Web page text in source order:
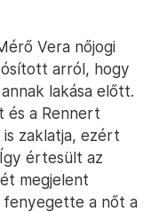
Vera nőjogi
arról, hogy
lakása előtt.
és a Rennert
zaklatja, ezért
értesült az
megjelent
fenyegette a nőt a